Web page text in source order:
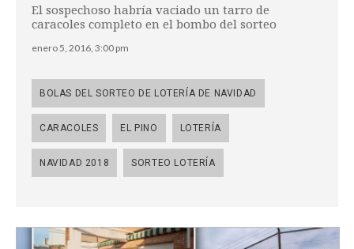
El sospechoso habría vaciado un tarro de
caracoles completo en el bombo del sorteo
enero 5, 2016, 3:00 pm
BOLAS DEL SORTEO DE LOTERÍA DE NAVIDAD
CARACOLES EL PINO LOTERÍA
NAVIDAD 2018 SORTEO LOTERÍA